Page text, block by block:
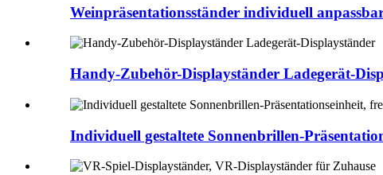
Weinpräsentationsständer individuell
Handy-Zubehör-Displayständer Ladegerät-
Individuell gestaltete Sonnenbrillen-